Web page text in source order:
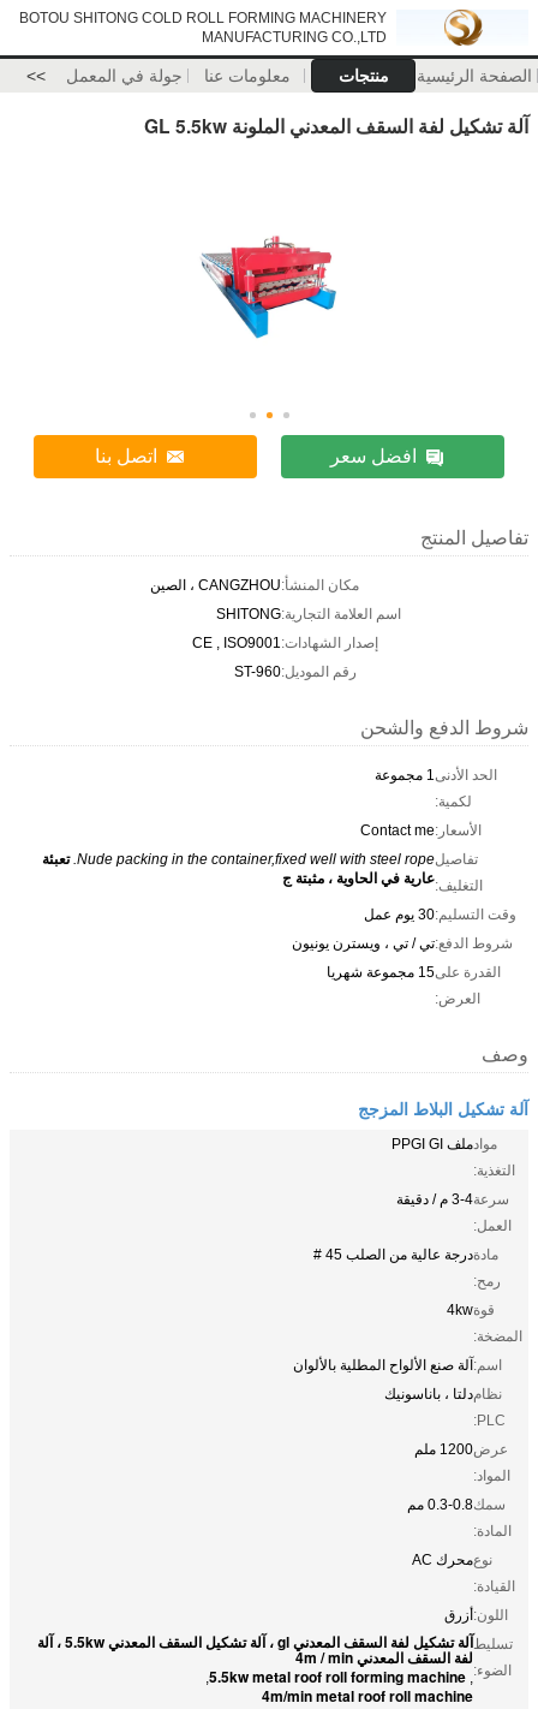
BOTOU SHITONG COLD ROLL FORMING MACHINERY
MANUFACTURING CO.,LTD
الصفحة الرئيسية منتجات معلومات عنا جولة في المعمل >>
آلة تشكيل لفة السقف المعدني الملونة GL 5.5kw
افضل سعر اتصل بنا
تفاصيل المنتج
مكان المنشأ:CANGZHOU ، الصين
اسم العلامة التجارية:SHITONG
إصدار الشهادات:CE , ISO9001
رقم الموديل:ST-960
شروط الدفع والشحن
الحد الأدنى
لكمية:
1 مجموعة
الأسعار:Contact me
تفاصيل
التغليف:
Nude packing in the container,fixed well with steel rope. تعبئة
عارية في الحاوية ، مثبتة ج
وقت التسليم:30 يوم عمل
شروط الدفع:تي / تي ، ويسترن يونيون
القدرة على
العرض:
15 مجموعة شهريا
وصف
آلة تشكيل البلاط المزجج
مواد
التغذية:
ملف PPGI GI
سرعة
العمل:
3-4 م / دقيقة
مادة
رمح:
درجة عالية من الصلب 45 #
قوة
المضخة:
4kw
اسم:آلة صنع الألواح المطلية بالألوان
نظام
PLC:
دلتا ، باناسونيك
عرض
المواد:
1200 ملم
سمك
المادة:
0.3-0.8 مم
نوع
القيادة:
محرك AC
اللون:أزرق
تسليط
الضوء:
آلة تشكيل لفة السقف المعدني gl ، آلة تشكيل السقف المعدني 5.5kw ، آلة
لفة السقف المعدني 4m / min
,
5.5kw metal roof roll forming machine
,
4m/min metal roof roll machine